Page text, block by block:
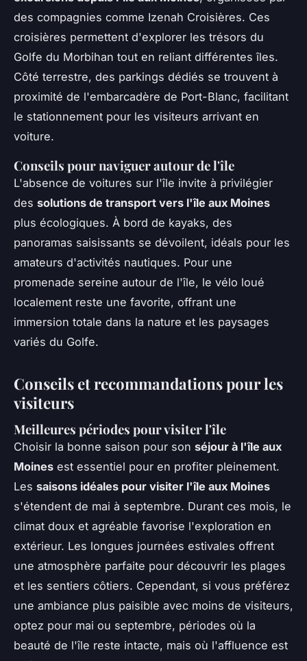
des compagnies comme Izenah Croisières. Ces
croisières permettent d'explorer les trésors du
Golfe du Morbihan tout en reliant différentes îles.
Côté terrestre, des parkings dédiés se trouvent à
proximité de l'embarcadère de Port-Blanc, facilitant
le stationnement pour les visiteurs arrivant en
voiture.
Conseils pour naviguer autour de l'île
L'absence de voitures sur l'île invite à privilégier
des solutions de transport vers l'île aux Moines
plus écologiques. À bord de kayaks, des
panoramas saisissants se dévoilent, idéals pour les
amateurs d'activités nautiques. Pour une
promenade sereine autour de l'île, le vélo loué
localement reste une favorite, offrant une
immersion totale dans la nature et les paysages
variés du Golfe.
Conseils et recommandations pour les
visiteurs
Meilleures périodes pour visiter l'île
Choisir la bonne saison pour son séjour à l'île aux
Moines est essentiel pour en profiter pleinement.
Les saisons idéales pour visiter l'île aux Moines
s'étendent de mai à septembre. Durant ces mois, le
climat doux et agréable favorise l'exploration en
extérieur. Les longues journées estivales offrent
une atmosphère parfaite pour découvrir les plages
et les sentiers côtiers. Cependant, si vous préférez
une ambiance plus paisible avec moins de visiteurs,
optez pour mai ou septembre, périodes où la
beauté de l'île reste intacte, mais où l'affluence est